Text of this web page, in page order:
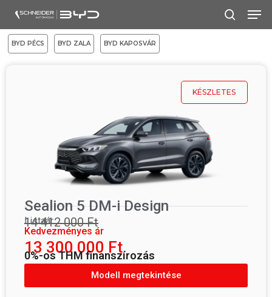
main
content
BYD PÉCS BYD ZALA BYD KAPOSVÁR
KÉSZLETES
Sealion 5 DM-i Design
Listaár
14 412 000 Ft
Kedvezményes ár
13 300 000 Ft
0%-os THM finanszírozás
Modell megtekintése